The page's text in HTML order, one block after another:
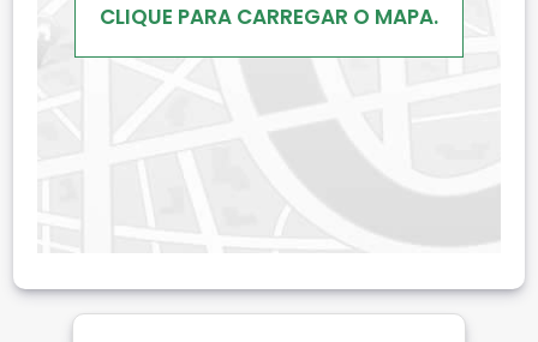
CLIQUE PARA CARREGAR O MAPA.